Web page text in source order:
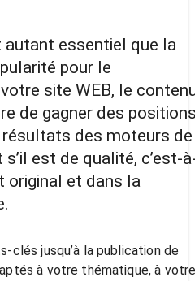
essentiel que la
pour le
site WEB, le
de gagner des
des moteurs de
est de qualité, c’est-
original et dans la
clés jusqu’à la publication de
à votre thématique, à